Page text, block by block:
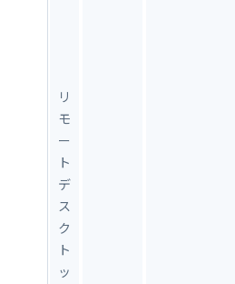
リ
モ
ー
ト
デ
ス
ク
ト
ッ